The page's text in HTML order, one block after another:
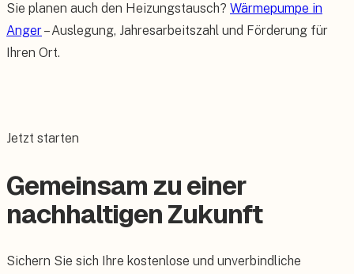
Sie planen auch den Heizungstausch? Wärmepumpe in
Anger– Auslegung, Jahresarbeitszahl und Förderung für
Ihren Ort.
Jetzt starten
Gemeinsam zu einer
nachhaltigen Zukunft
Sichern Sie sich Ihre kostenlose und unverbindliche